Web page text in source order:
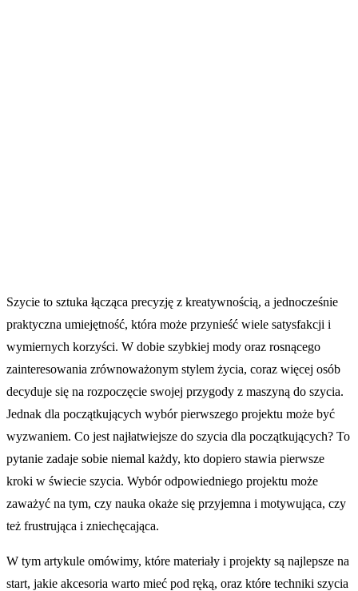
Szycie to sztuka łącząca precyzję z kreatywnością, a jednocześnie
praktyczna umiejętność, która może przynieść wiele satysfakcji i
wymiernych korzyści. W dobie szybkiej mody oraz rosnącego
zainteresowania zrównoważonym stylem życia, coraz więcej osób
decyduje się na rozpoczęcie swojej przygody z maszyną do szycia.
Jednak dla początkujących wybór pierwszego projektu może być
wyzwaniem. Co jest najłatwiejsze do szycia dla początkujących? To
pytanie zadaje sobie niemal każdy, kto dopiero stawia pierwsze
kroki w świecie szycia. Wybór odpowiedniego projektu może
zaważyć na tym, czy nauka okaże się przyjemna i motywująca, czy
też frustrująca i zniechęcająca.
W tym artykule omówimy, które materiały i projekty są najlepsze na
start, jakie akcesoria warto mieć pod ręką, oraz które techniki szycia